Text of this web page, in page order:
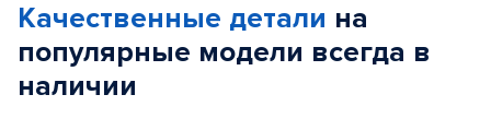
Качественные детали на
популярные модели всегда в
наличии